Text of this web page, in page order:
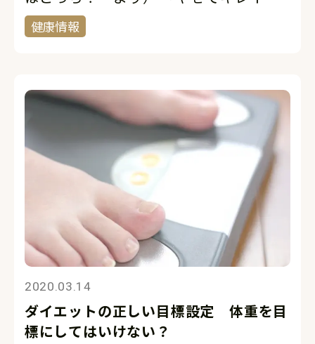
なりたい！」「快適で痛みのない体を手
に入れたい！」私たちの体に関する欲求
サー […]
健康情報
2020.03.14
ダイエットの正しい目標設定 体重を目
標にしてはいけない？